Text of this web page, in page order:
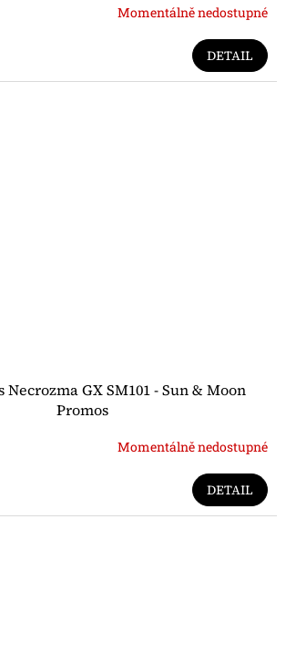
Momentálně nedostupné
DETAIL
Necrozma GX SM101 - Sun & Moon
Promos
Momentálně nedostupné
DETAIL